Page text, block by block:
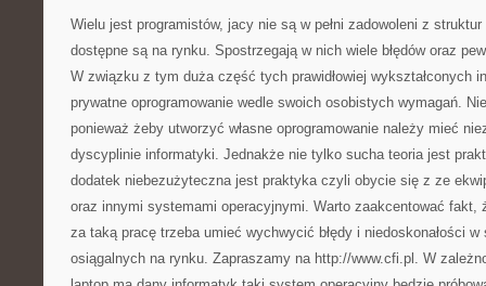
Wielu jest programistów, jacy nie są w pełni zadowoleni z
dostępne są na rynku. Spostrzegają w nich wiele błędów oraz
W związku z tym duża część tych prawidłowiej wykształconych
prywatne oprogramowanie wedle swoich osobistych wymagań.
ponieważ żeby utworzyć własne oprogramowanie należy mieć
dyscyplinie informatyki. Jednakże nie tylko sucha teoria jest
dodatek niebezużyteczna jest praktyka czyli obycie się z ze
oraz innymi systemami operacyjnymi. Warto zaakcentować fakt,
za taką pracę trzeba umieć wychwycić błędy i niedoskonałości
osiągalnych na rynku. Zapraszamy na http://www.cfi.pl. W